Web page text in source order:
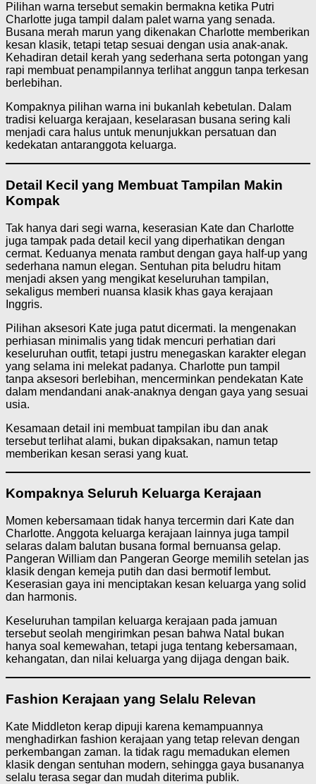
Pilihan warna tersebut semakin bermakna ketika Putri
Charlotte juga tampil dalam palet warna yang senada.
Busana merah marun yang dikenakan Charlotte memberikan
kesan klasik, tetapi tetap sesuai dengan usia anak-anak.
Kehadiran detail kerah yang sederhana serta potongan yang
rapi membuat penampilannya terlihat anggun tanpa terkesan
berlebihan.
Kompaknya pilihan warna ini bukanlah kebetulan. Dalam
tradisi keluarga kerajaan, keselarasan busana sering kali
menjadi cara halus untuk menunjukkan persatuan dan
kedekatan antaranggota keluarga.
Detail Kecil yang Membuat Tampilan Makin
Kompak
Tak hanya dari segi warna, keserasian Kate dan Charlotte
juga tampak pada detail kecil yang diperhatikan dengan
cermat. Keduanya menata rambut dengan gaya half-up yang
sederhana namun elegan. Sentuhan pita beludru hitam
menjadi aksen yang mengikat keseluruhan tampilan,
sekaligus memberi nuansa klasik khas gaya kerajaan
Inggris.
Pilihan aksesori Kate juga patut dicermati. Ia mengenakan
perhiasan minimalis yang tidak mencuri perhatian dari
keseluruhan outfit, tetapi justru menegaskan karakter elegan
yang selama ini melekat padanya. Charlotte pun tampil
tanpa aksesori berlebihan, mencerminkan pendekatan Kate
dalam mendandani anak-anaknya dengan gaya yang sesuai
usia.
Kesamaan detail ini membuat tampilan ibu dan anak
tersebut terlihat alami, bukan dipaksakan, namun tetap
memberikan kesan serasi yang kuat.
Kompaknya Seluruh Keluarga Kerajaan
Momen kebersamaan tidak hanya tercermin dari Kate dan
Charlotte. Anggota keluarga kerajaan lainnya juga tampil
selaras dalam balutan busana formal bernuansa gelap.
Pangeran William dan Pangeran George memilih setelan jas
klasik dengan kemeja putih dan dasi bermotif lembut.
Keserasian gaya ini menciptakan kesan keluarga yang solid
dan harmonis.
Keseluruhan tampilan keluarga kerajaan pada jamuan
tersebut seolah mengirimkan pesan bahwa Natal bukan
hanya soal kemewahan, tetapi juga tentang kebersamaan,
kehangatan, dan nilai keluarga yang dijaga dengan baik.
Fashion Kerajaan yang Selalu Relevan
Kate Middleton kerap dipuji karena kemampuannya
menghadirkan fashion kerajaan yang tetap relevan dengan
perkembangan zaman. Ia tidak ragu memadukan elemen
klasik dengan sentuhan modern, sehingga gaya busananya
selalu terasa segar dan mudah diterima publik.